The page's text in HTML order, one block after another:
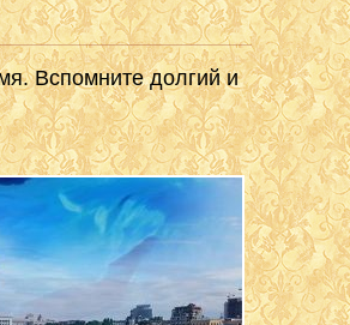
Вспомните долгий и